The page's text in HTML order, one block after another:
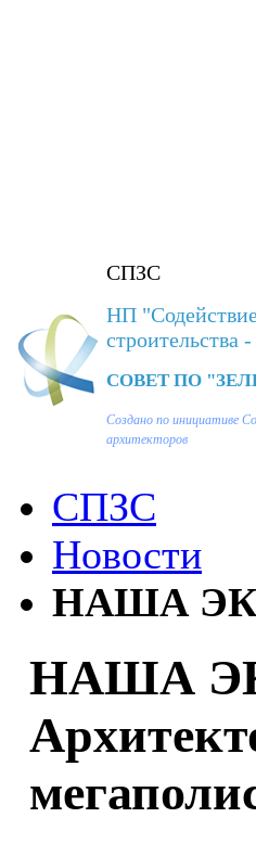
СПЗС
НП
строительства -
СОВЕТ ПО
Создано по инициативе
архитекторов
СПЗС
Новости
НАША
НАША